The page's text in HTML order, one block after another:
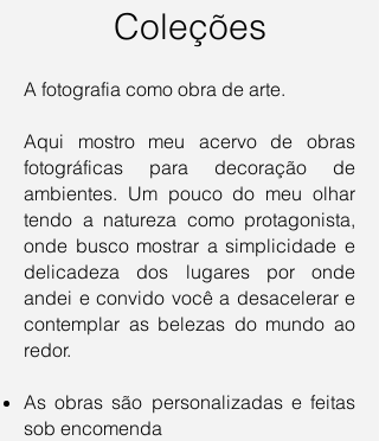
Coleções
A fotografia como obra de arte.
Aqui mostro meu acervo de obras
fotográficas para decoração de
ambientes. Um pouco do meu olhar
tendo a natureza como protagonista,
onde busco mostrar a simplicidade e
delicadeza dos lugares por onde
andei e convido você a desacelerar e
contemplar as belezas do mundo ao
redor.
As obras são personalizadas e feitas
sob encomenda